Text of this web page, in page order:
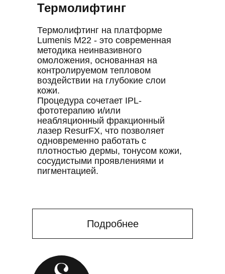
Термолифтинг
Термолифтинг на платформе
Lumenis M22 - это современная
методика неинвазивного
омоложения, основанная на
контролируемом тепловом
воздействии на глубокие слои
кожи.
Процедура сочетает IPL-
фототерапию и/или
неабляционный фракционный
лазер ResurFX, что позволяет
одновременно работать с
плотностью дермы, тонусом кожи,
сосудистыми проявлениями и
пигментацией.
Подробнее